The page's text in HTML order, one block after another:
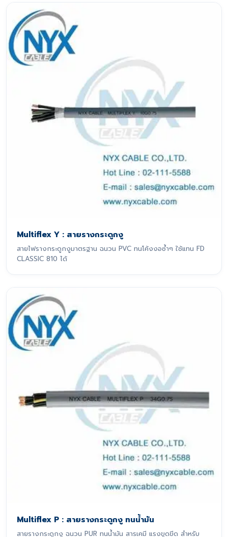
Multiflex Y : สายรางกระดูกงู
สายไฟรางกระดูกงูมาตรฐาน ฉนวน PVC ทนโค้งงอซ้ำๆ ใช้แทน FD
CLASSIC 810 ได้
Multiflex P : สายรางกระดูกงู ทนน้ำมัน
สายรางกระดูกงู ฉนวน PUR ทนน้ำมัน สารเคมี แรงขูดขีด สำหรับ